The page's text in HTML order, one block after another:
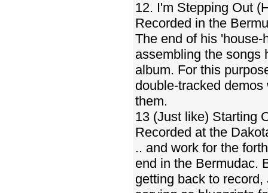
12. I'm Stepping Out
Recorded in the
The end of his
assembling the songs
album. For this
double-tracked
them.
13 (Just like) Starting
Recorded at the
.. and work for the
end in the Bermudac.
getting back to